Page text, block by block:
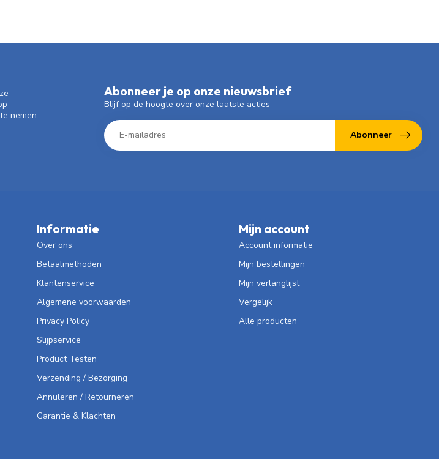
nemen.
Abonneer je op onze nieuwsbrief
Blijf op de hoogte over onze laatste acties
Abonneer
Informatie
Over ons
Betaalmethoden
Klantenservice
Algemene voorwaarden
Privacy Policy
Slijpservice
Product Testen
Verzending / Bezorging
Annuleren / Retourneren
Garantie & Klachten
Mijn account
Account informatie
Mijn bestellingen
Mijn verlanglijst
Vergelijk
Alle producten